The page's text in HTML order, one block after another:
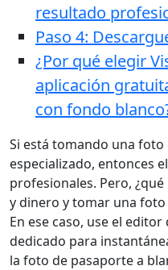
resultado
Paso 4:
¿Por qué elegir
aplicación
con fondo
Si está tomando una
especializado, entonces
profesionales. Pero,
y dinero y tomar una
En ese caso, use el
dedicado para
la foto de pasaporte a